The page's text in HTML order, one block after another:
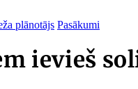
plānotājs Pasākumi
ievieš